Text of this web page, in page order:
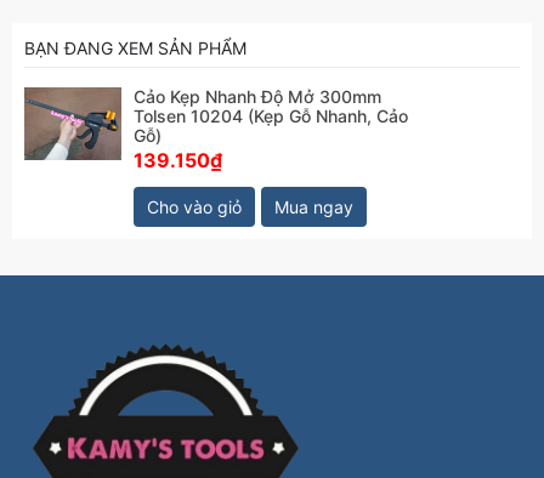
BẠN ĐANG XEM SẢN PHẨM
Cảo Kẹp Nhanh Độ Mở 300mm
Tolsen 10204 (Kẹp Gỗ Nhanh, Cảo
Gỗ)
139.150₫
Cho vào giỏ Mua ngay